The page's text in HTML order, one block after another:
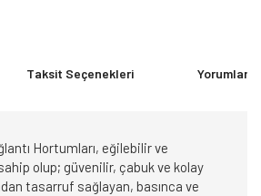
Taksit Seçenekleri Yorumlar
Hortumları, eğilebilir ve
olup; güvenilir, çabuk ve kolay
tasarruf sağlayan, basınca ve